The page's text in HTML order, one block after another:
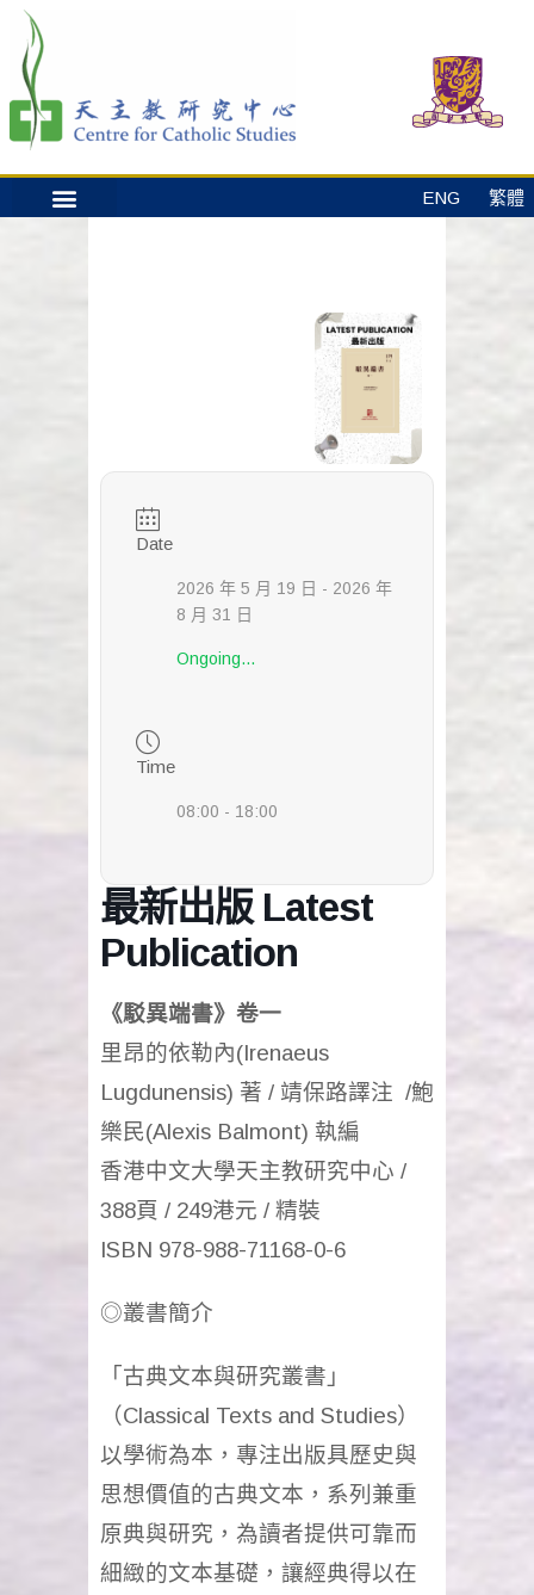
ENG 繁體
Date
2026 年 5 月 19 日 - 2026 年
8 月 31 日
Ongoing...
Time
08:00 - 18:00
最新出版 Latest
Publication
《駁異端書》卷一
里昂的依勒內(Irenaeus
Lugdunensis) 著 / 靖保路譯注 /鮑
樂民(Alexis Balmont) 執編
香港中文大學天主教研究中心 /
388頁 / 249港元 / 精裝
ISBN 978-988-71168-0-6
◎叢書簡介
「古典文本與研究叢書」
（Classical Texts and Studies）
以學術為本，專注出版具歷史與
思想價值的古典文本，系列兼重
原典與研究，為讀者提供可靠而
細緻的文本基礎，讓經典得以在